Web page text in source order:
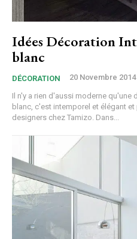
Idées Décoration
blanc
DÉCORATION 20 Novembre 2014
Il n'y a rien d'aussi moderne qu'une
blanc, c'est intemporel et élégant
designers chez Tamizo. Dans...